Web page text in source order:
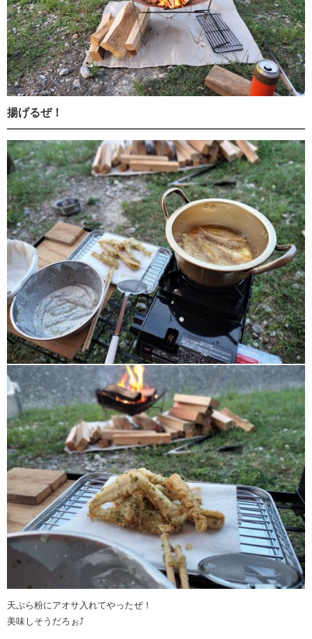
揚げるぜ！
天ぷら粉にアオサ入れてやったぜ！
美味しそうだろぉ⤴︎